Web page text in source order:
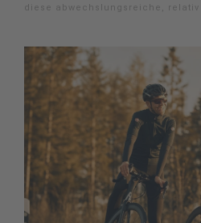
diese abwechslungsreiche, relativ